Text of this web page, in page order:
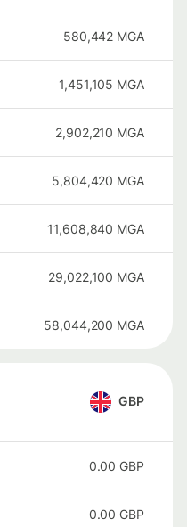
580,442 MGA
1,451,105 MGA
2,902,210 MGA
5,804,420 MGA
11,608,840 MGA
29,022,100 MGA
58,044,200 MGA
GBP
0.00 GBP
0.00 GBP